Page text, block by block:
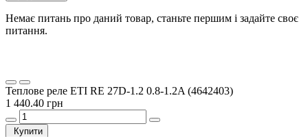
Немає питань про даний товар, станьте першим і задайте своє
питання.
Теплове реле ETI RE 27D-1.2 0.8-1.2A (4642403)
1 440.40 грн
Купити